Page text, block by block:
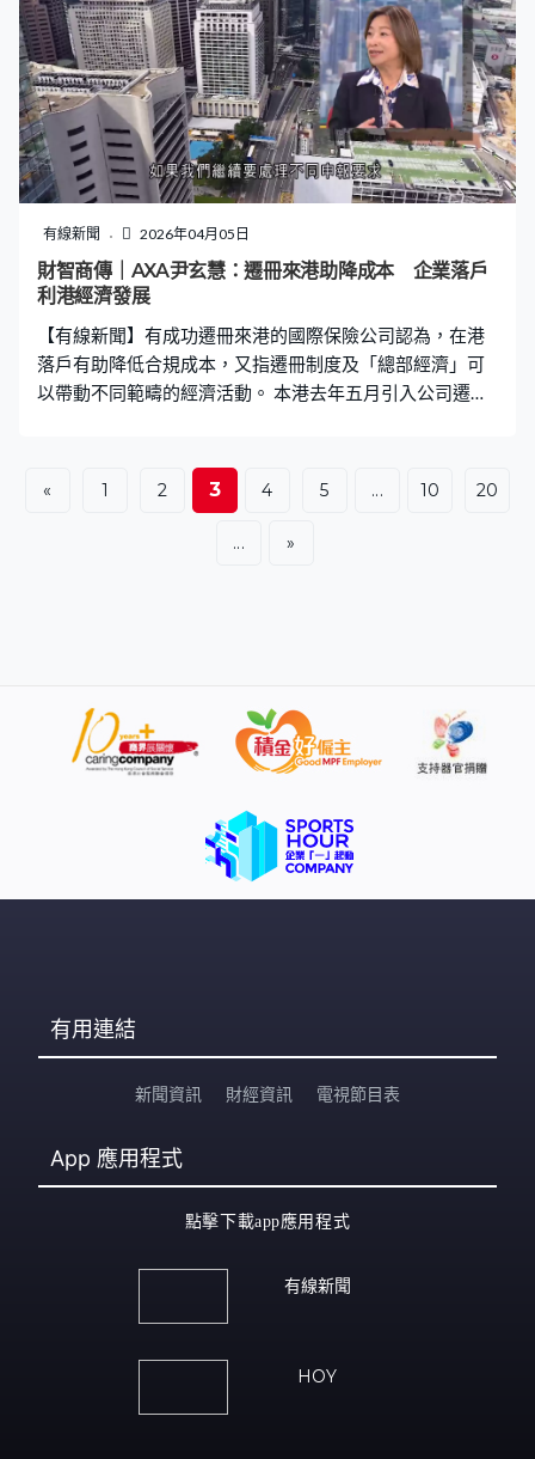
有線新聞 2026年04月05日
財智商傳｜AXA尹玄慧：遷冊來港助降成本 企業落戶
利港經濟發展
【有線新聞】有成功遷冊來港的國際保險公司認為，在港
落戶有助降低合規成本，又指遷冊制度及「總部經濟」可
以帶動不同範疇的經濟活動。 本港去年五月引入公司遷冊
玄慧：「香港實行普通法，本身和國際已接軌，普通法很
清晰，營商環境很公平。這裡的稅制亦非常簡單，稅率又
低，加上資本自由流動，資金可以自由進出進入，對跨國
人發展不同業務時亦要應對申報規定的話，成本上漲壓力
會很高。但我們遷冊回來後，就可以將我們的成本專注在
創新業務、服務客戶，基本上整個流程也會順暢很多。」
的不只是企業本身，亦能帶動本港的經濟活動。尹玄慧：
「如果我們鼓勵多些公司來港落戶，這會發生甚麼事呢？
他們要安排其高層過來，要有辦公室、要租辦公
« 1 2 3 4 5 ... 10 20
... »
有用連結
新聞資訊 財經資訊 電視節目表
App 應用程式
點擊下載app應用程式
有線新聞
HOY